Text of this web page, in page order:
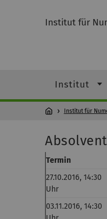
Institut für
Institut
Institut für
Termin
27.10.2016, 14:30
Uhr
03.11.2016, 14:30